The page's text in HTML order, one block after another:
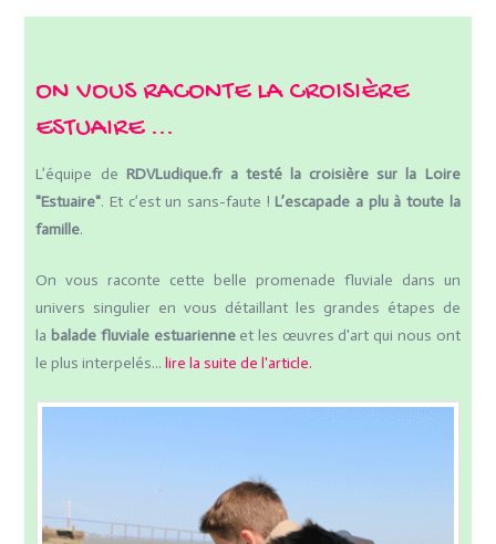
ON VOUS RACONTE LA CROISIÈRE
ESTUAIRE ...
L’équipe de RDVLudique.fr a testé la croisière sur la Loire
"Estuaire". Et c’est un sans-faute ! L’escapade a plu à toute la
famille.
On vous raconte cette belle promenade fluviale dans un
univers singulier en vous détaillant les grandes étapes de
la balade fluviale estuarienneet les œuvres d'art qui nous ont
le plus interpelés...lire la suite de l'article.